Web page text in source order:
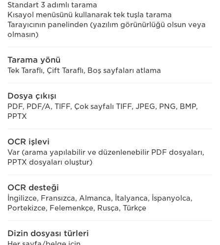
Standart 3 adımlı tarama
Kısayol menüsünü kullanarak tek tuşla tarama
Tarayıcının panelinden (yazılım görünürlüğü olsun veya
olmasın)
Tarama yönü
Tek Taraflı, Çift Taraflı, Boş sayfaları atlama
Dosya çıkışı
PDF, PDF/A, TIFF, Çok sayfalı TIFF, JPEG, PNG, BMP,
PPTX
OCR işlevi
Var (arama yapılabilir ve düzenlenebilir PDF dosyaları,
PPTX dosyaları oluştur)
OCR desteği
İngilizce, Fransızca, Almanca, İtalyanca, İspanyolca,
Portekizce, Felemenkçe, Rusça, Türkçe
Dizin dosyası türleri